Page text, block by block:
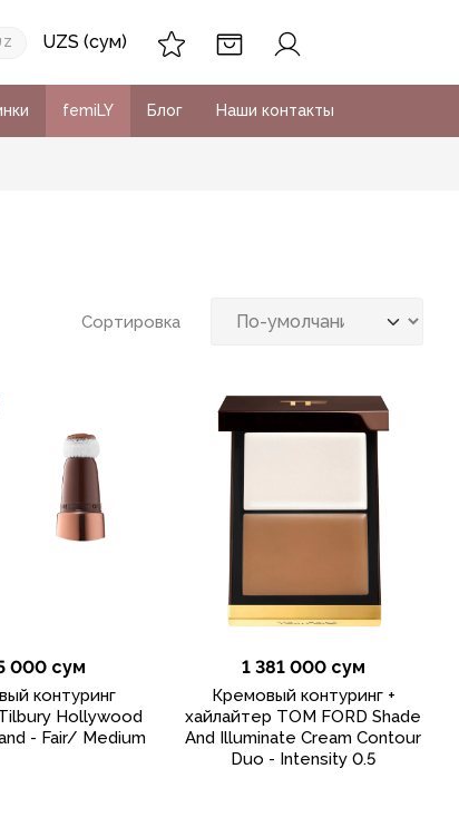
UZS (сум)
femiLY Блог Наши контакты
Сортировка
000 сум
контуринг
Hollywood
- Fair/ Medium
1 381 000 сум
Кремовый контуринг +
хайлайтер TOM FORD Shade
And Illuminate Cream Contour
Duo - Intensity 0.5